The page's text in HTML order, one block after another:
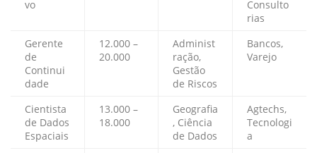
vo
Consulto
rias
Gerente
de
Continui
dade
12.000 –
20.000
Administ
ração,
Gestão
de Riscos
Bancos,
Varejo
Cientista
de Dados
Espaciais
13.000 –
18.000
Geografia
, Ciência
de Dados
Agtechs,
Tecnologi
a